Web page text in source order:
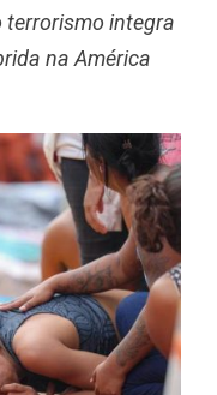
integra
na América